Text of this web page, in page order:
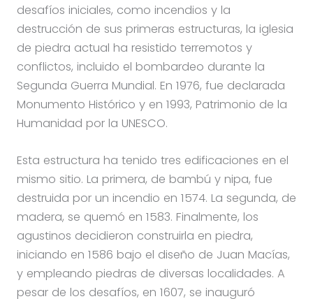
desafíos iniciales, como incendios y la
destrucción de sus primeras estructuras, la iglesia
de piedra actual ha resistido terremotos y
conflictos, incluido el bombardeo durante la
Segunda Guerra Mundial. En 1976, fue declarada
Monumento Histórico y en 1993, Patrimonio de la
Humanidad por la UNESCO.
Esta estructura ha tenido tres edificaciones en el
mismo sitio. La primera, de bambú y nipa, fue
destruida por un incendio en 1574. La segunda, de
madera, se quemó en 1583. Finalmente, los
agustinos decidieron construirla en piedra,
iniciando en 1586 bajo el diseño de Juan Macías,
y empleando piedras de diversas localidades. A
pesar de los desafíos, en 1607, se inauguró